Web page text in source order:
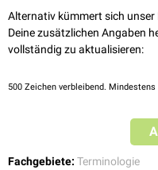
Alternativ kümmert sich
Deine zusätzlichen Angaben
vollständig zu aktualisieren:
500 Zeichen verbleibend.
Fachgebiete: Terminologie